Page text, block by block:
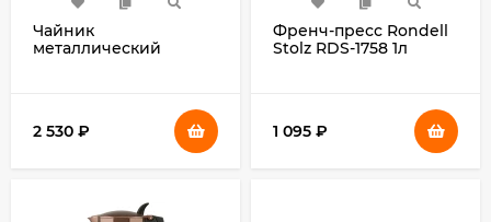
Чайник
металлический
2 530 ₽
Френч-пресс Rondell
Stolz RDS-1758 1л
1 095 ₽